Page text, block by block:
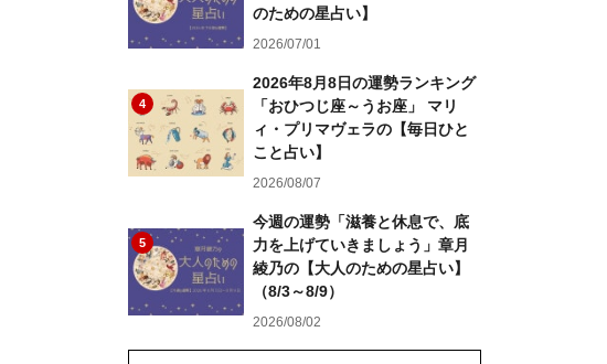
のための星占い】
2026/07/01
4
2026年8月8日の運勢ランキング
「おひつじ座～うお座」 マリ
ィ・プリマヴェラの【毎日ひと
こと占い】
2026/08/07
5
今週の運勢「滋養と休息で、底
力を上げていきましょう」章月
綾乃の【大人のための星占い】
（8/3～8/9）
2026/08/02